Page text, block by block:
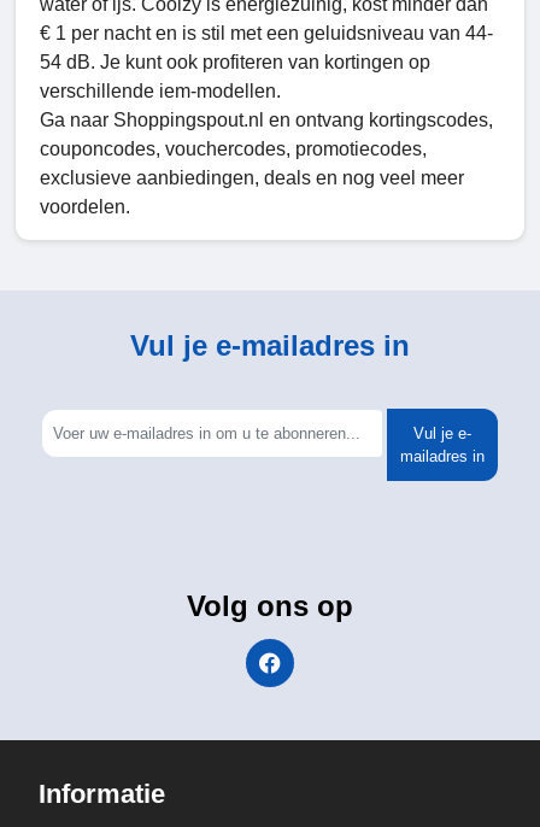
€ 1 per nacht en is stil met een geluidsniveau van 44-
54 dB. Je kunt ook profiteren van kortingen op
verschillende iem-modellen.
Ga naar Shoppingspout.nl en ontvang kortingscodes,
couponcodes, vouchercodes, promotiecodes,
exclusieve aanbiedingen, deals en nog veel meer
voordelen.
Vul je e-mailadres in
Vul je e-
mailadres in
Volg ons op
Informatie